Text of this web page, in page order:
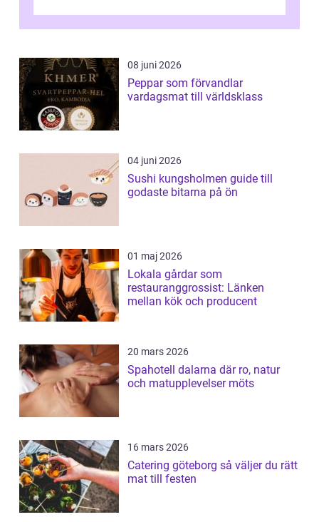
08 juni 2026
Peppar som förvandlar
vardagsmat till världsklass
04 juni 2026
Sushi kungsholmen guide till
godaste bitarna på ön
01 maj 2026
Lokala gårdar som
restauranggrossist: Länken
mellan kök och producent
20 mars 2026
Spahotell dalarna där ro, natur
och matupplevelser möts
16 mars 2026
Catering göteborg så väljer du rätt
mat till festen